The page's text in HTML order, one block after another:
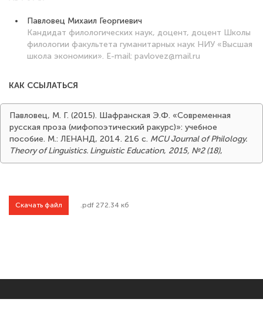
Павловец Михаил Георгиевич
Кандидат филологических наук, доцент, доцент Школы
филологии факультета гуманитарных наук НИУ «Высшая
школа экономики». E-mail: pavlovez@mail.ru
КАК ССЫЛАТЬСЯ
Павловец, М. Г. (2015). Шафранская Э.Ф. «Современная
русская проза (мифопоэтический ракурс)»: учебное
пособие. М.: ЛЕНАНД, 2014. 216 с. MCU Journal of Philology.
Theory of Linguistics. Linguistic Education, 2015, №2 (18),
Скачать файл .pdf 272.34 кб